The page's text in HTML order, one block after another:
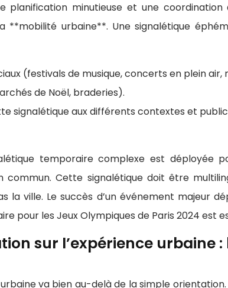
planification minutieuse et une
urbaine**. Une signalétique
(festivals de musique, concerts en plein
de Noël, braderies).
signalétique aux différents contextes et
temporaire complexe est
Cette signalétique doit être
ville. Le succès d’un événement majeur
pour les Jeux Olympiques de Paris 2024 est
sur l’expérience urbaine
va bien au-delà de la simple